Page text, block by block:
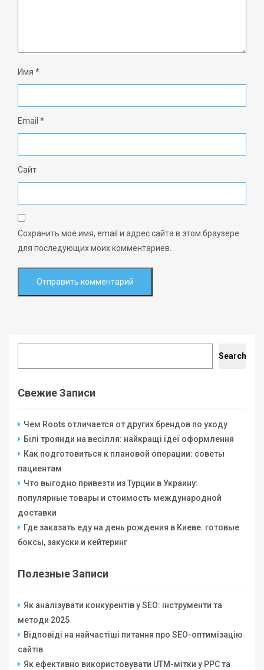
Имя *
Email *
Сайт
Сохранить моё имя, email и адрес сайта в этом браузере
для последующих моих комментариев.
Search
Свежие Записи
Чем Roots отличается от других брендов по уходу
Білі троянди на весілля: найкращі ідеї оформлення
Как подготовиться к плановой операции: советы
пациентам
Что выгодно привезти из Турции в Украину:
популярные товары и стоимость международной
доставки
Где заказать еду на день рождения в Киеве: готовые
боксы, закуски и кейтеринг
Полезные Записи
Як аналізувати конкурентів у SEO: інструменти та
методи 2025
Відповіді на найчастіші питання про SEO-оптимізацію
сайтів
Як ефективно використовувати UTM-мітки у PPC та